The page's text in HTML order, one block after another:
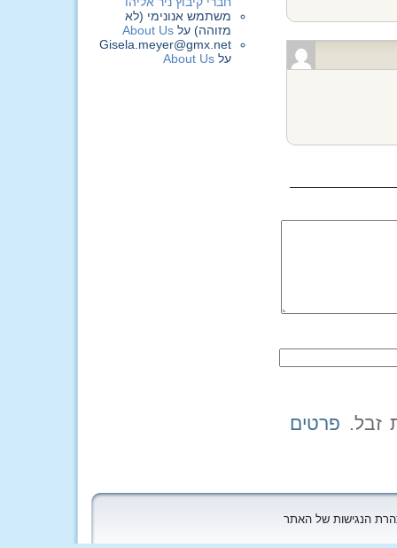
פרטים
משתמש אנונימי (לא
מזוהה) על About Us
Gisela.meyer@gmx.net
על About Us
הנגישות של האתר